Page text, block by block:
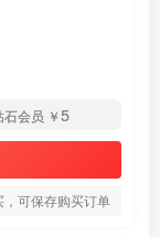
石会员 ￥5
可保存购买订单